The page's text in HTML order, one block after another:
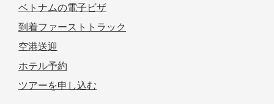
ベトナムの電子ビザ
到着ファーストトラック
空港送迎
ホテル予約
ツアーを申し込む